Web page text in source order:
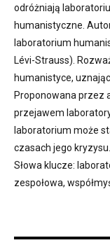
odróżniają
humanistyczne.
laboratorium
Lévi-Strauss).
humanistyce,
Proponowana przez
przejawem
laboratorium może
czasach jego kryzysu.
Słowa klucze:
zespołowa,